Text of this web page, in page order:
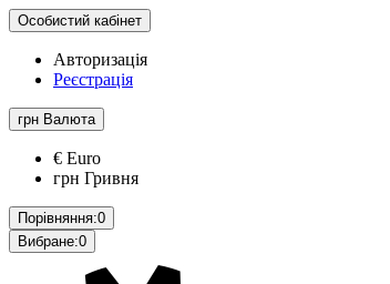
Особистий кабінет
Авторизація
Реєстрація
грн Валюта
€ Euro
грн Гривня
Порівняння:0
Вибране:0